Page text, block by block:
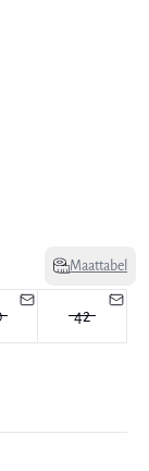
Maattabel
42